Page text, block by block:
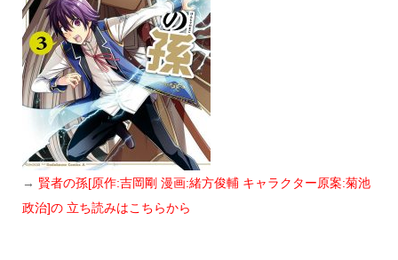
→ 賢者の孫[原作:吉岡剛 漫画:緒方俊輔 キャラクター原案:菊池
政治]の 立ち読みはこちらから